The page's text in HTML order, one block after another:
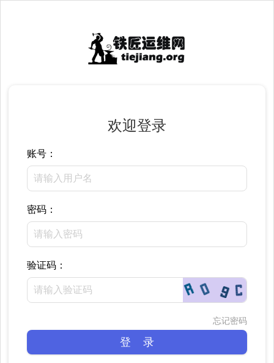
欢迎登录
账号：
密码：
验证码：
忘记密码
登 录